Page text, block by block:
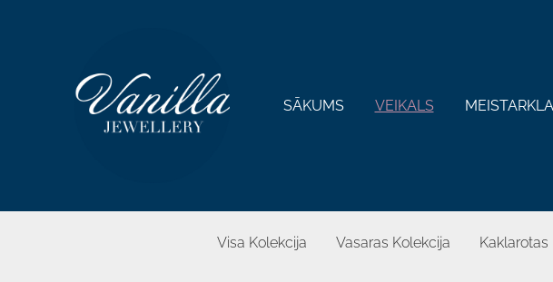
SĀKUMS VEIKALS
Visa Kolekcija Vasaras Kolekcija Kaklarotas